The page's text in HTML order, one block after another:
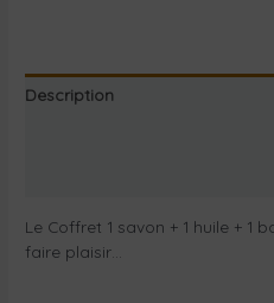
Description
Le Coffret 1 savon + 1 huile + 1
faire plaisir…